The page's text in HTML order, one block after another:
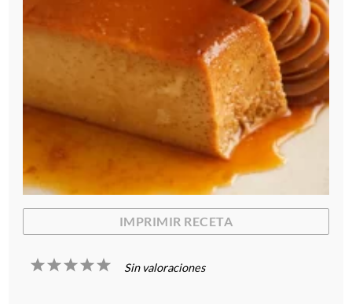
IMPRIMIR RECETA
5
4
3
2
1
Sin valoraciones